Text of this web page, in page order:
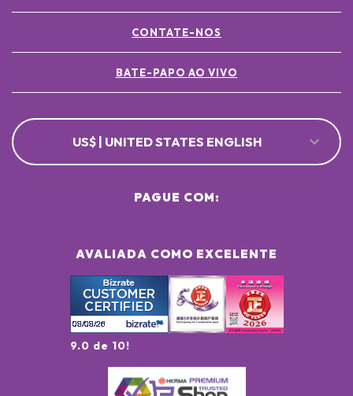
CONTATE-NOS
BATE-PAPO AO VIVO
US$ | UNITED STATES ENGLISH
AVALIADA COMO EXCELENTE
9.0 de 10!
PAGUE COM: